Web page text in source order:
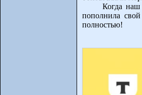
Когда наш
пополнила
полностью!